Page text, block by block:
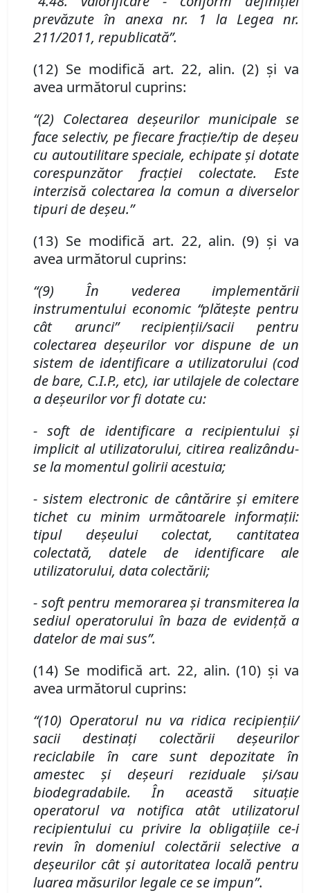
prevăzuteîn anexa nr. 1 la Legea nr.
211/2011, republicată”.
(12) Se modifică art. 22, alin. (2) și va
avea următorul cuprins:
“(2) Colectarea deşeurilor municipale se
face selectiv, pe fiecare fracție/tip de deșeu
cu autoutilitare speciale, echipate și dotate
corespunzător fracției colectate. Este
interzisă colectarea la comun a diverselor
tipuri de deșeu.”
(13) Se modifică art. 22, alin. (9) și va
avea următorul cuprins:
“(9)În vederea implementării
instrumentului economic “plătește pentru
cât arunci” recipienții/sacii pentru
colectarea deșeurilor vor dispune de un
sistem de identificare a utilizatorului (cod
de bare, C.I.P., etc), iar utilajele de colectare
a deșeurilor vor fi dotate cu:
- soft de identificare a recipientului și
implicit al utilizatorului, citirea realizându-
se la momentul golirii acestuia;
- sistem electronic de cântărire și emitere
tichet cu minim următoarele informații:
tipul deșeului colectat, cantitatea
colectată, datele de identificare ale
utilizatorului, data colectării;
- soft pentru memorarea și transmiterea la
sediul operatorului în baza de evidență a
datelor de mai sus”.
(14) Se modifică art. 22, alin. (10) și va
avea următorul cuprins:
“(10) Operatorul nu va ridica recipienții/
sacii destinați colectării deșeurilor
reciclabile în care sunt depozitateîn
amestec și deșeuri reziduale și/sau
biodegradabile.În această situație
operatorul va notifica atât utilizatorul
recipientului cu privire la obligațiile ce-i
revin în domeniul colectării selective a
deșeurilor cât și autoritatea locală pentru
luarea măsurilor legale ce se impun”.